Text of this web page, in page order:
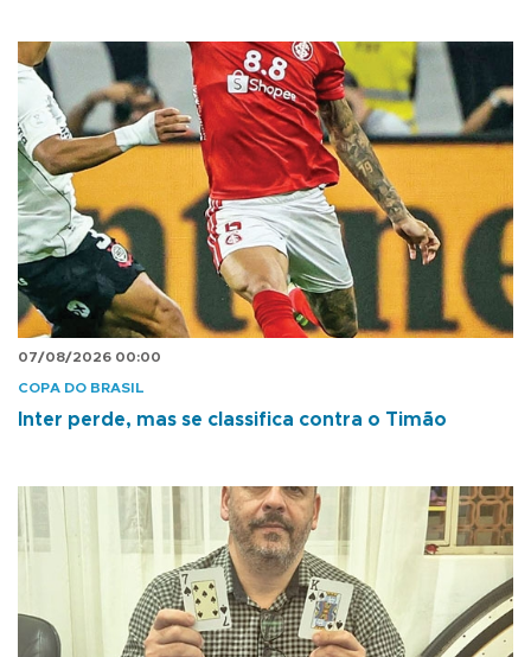
07/08/2026 00:00
COPA DO BRASIL
Inter perde, mas se classifica contra o Timão